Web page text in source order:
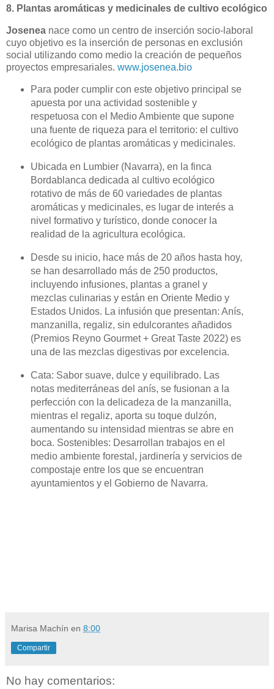
8. Plantas aromáticas y medicinales de cultivo ecológico
Josenea nace como un centro de inserción socio-laboral
cuyo objetivo es la inserción de personas en exclusión
social utilizando como medio la creación de pequeños
proyectos empresariales. www.josenea.bio
Para poder cumplir con este objetivo principal se
apuesta por una actividad sostenible y
respetuosa con el Medio Ambiente que supone
una fuente de riqueza para el territorio: el cultivo
ecológico de plantas aromáticas y medicinales.
Ubicada en Lumbier (Navarra), en la finca
Bordablanca dedicada al cultivo ecológico
rotativo de más de 60 variedades de plantas
aromáticas y medicinales, es lugar de interés a
nivel formativo y turístico, donde conocer la
realidad de la agricultura ecológica.
Desde su inicio, hace más de 20 años hasta hoy,
se han desarrollado más de 250 productos,
incluyendo infusiones, plantas a granel y
mezclas culinarias y están en Oriente Medio y
Estados Unidos. La infusión que presentan: Anís,
manzanilla, regaliz, sin edulcorantes añadidos
(Premios Reyno Gourmet + Great Taste 2022) es
una de las mezclas digestivas por excelencia.
Cata: Sabor suave, dulce y equilibrado. Las
notas mediterráneas del anís, se fusionan a la
perfección con la delicadeza de la manzanilla,
mientras el regaliz, aporta su toque dulzón,
aumentando su intensidad mientras se abre en
boca. Sostenibles: Desarrollan trabajos en el
medio ambiente forestal, jardinería y servicios de
compostaje entre los que se encuentran
ayuntamientos y el Gobierno de Navarra.
Marisa Machín en 8:00
Compartir
No hay comentarios: